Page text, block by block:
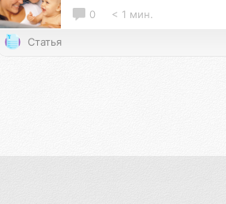
0 < 1 мин.
Статья